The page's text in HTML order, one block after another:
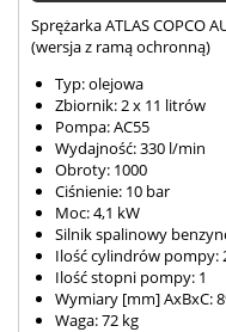
Sprężarka ATLAS COPCO
(wersja z ramą ochronną)
Typ: olejowa
Zbiornik: 2 x 11 litrów
Pompa: AC55
Wydajność: 330 l/min
Obroty: 1000
Ciśnienie: 10 bar
Moc: 4,1 kW
Silnik spalinowy
Ilość cylindrów pompy:
Ilość stopni pompy: 1
Wymiary [mm] AxBxC:
Waga: 72 kg